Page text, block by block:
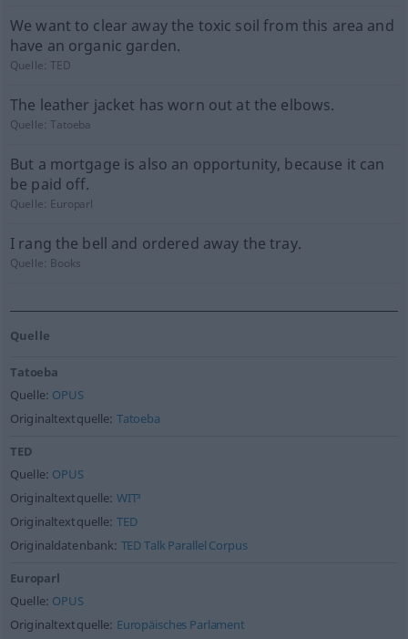
We want to clear away the toxic soil from this area and
have an organic garden.
Quelle:TED
The leather jacket has worn out at the elbows.
Quelle:Tatoeba
But a mortgage is also an opportunity, because it can
be paid off.
Quelle: Europarl
I rang the bell and ordered away the tray.
Quelle: Books
Quelle
Tatoeba
Quelle: OPUS
Originaltextquelle: Tatoeba
TED
Quelle: OPUS
Originaltextquelle: WIT³
Originaltextquelle: TED
Originaldatenbank: TED Talk Parallel Corpus
Europarl
Quelle: OPUS
Originaltextquelle: Europäisches Parlament